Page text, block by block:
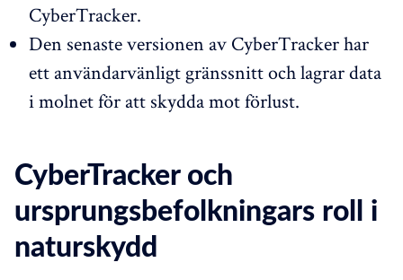
CyberTracker.
Den senaste versionen av CyberTracker har
ett användarvänligt gränssnitt och lagrar data
i molnet för att skydda mot förlust.
CyberTracker och
ursprungsbefolkningars roll i
naturskydd